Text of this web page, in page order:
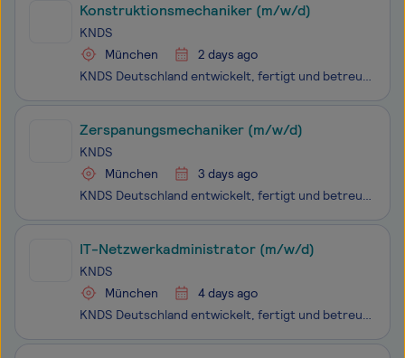
Konstruktionsmechaniker (m/w/d)
KNDS
München
2 days ago
KNDS Deutschland entwickelt, fertigt und betreut als Systemhaus ein breit gestreutes Produktportfolio. Dazu zählen Kampfpanzer, hochgeschützte Radfahrzeuge, Artilleriesysteme, Militärbrücken, Kundenservice sowie Ausbildungslösungen. Als Teil der KNDS-Gruppe stehen wir für den Beginn der Konsolidieru
Zerspanungsmechaniker (m/w/d)
KNDS
München
3 days ago
KNDS Deutschland entwickelt, fertigt und betreut als Systemhaus ein breit gestreutes Produktportfolio. Dazu zählen Kampfpanzer, hochgeschützte Radfahrzeuge, Artilleriesysteme, Militärbrücken, Kundenservice sowie Ausbildungslösungen. Als Teil der KNDS-Gruppe stehen wir für den Beginn der Konsolidieru
IT-Netzwerkadministrator (m/w/d)
KNDS
München
4 days ago
KNDS Deutschland entwickelt, fertigt und betreut als Systemhaus ein breit gestreutes Produktportfolio. Dazu zählen Kampfpanzer, hochgeschützte Radfahrzeuge, Artilleriesysteme, Militärbrücken, Kundenservice sowie Ausbildungslösungen. Als Teil der KNDS-Gruppe stehen wir für den Beginn der Konsolidieru